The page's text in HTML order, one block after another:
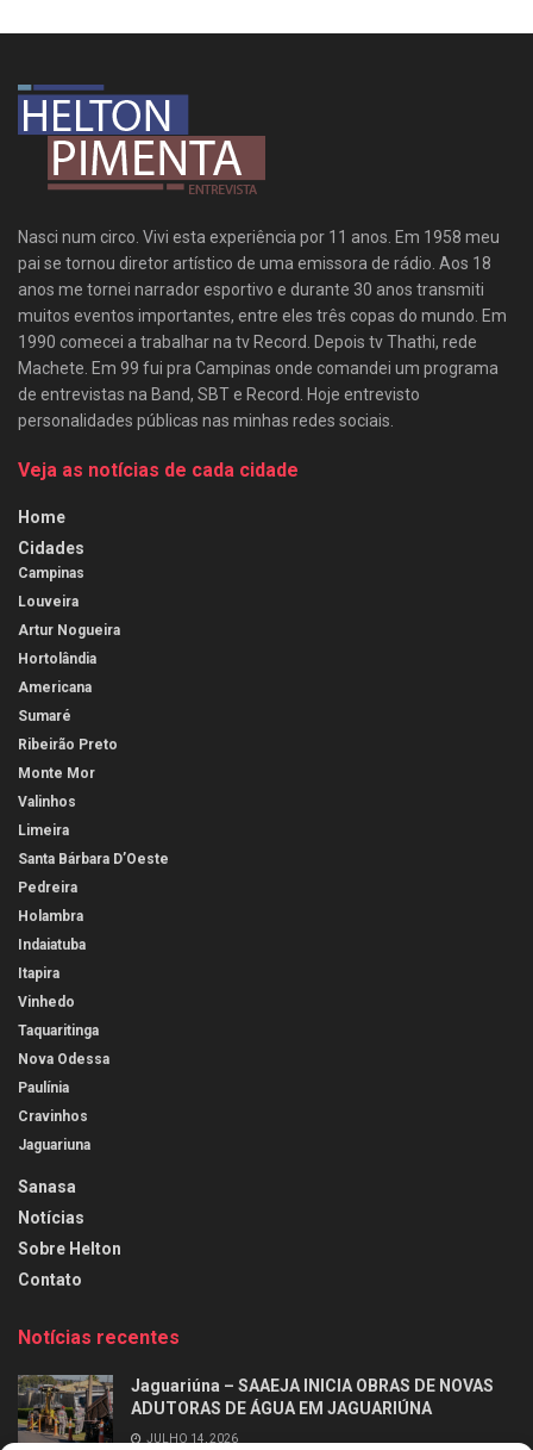
Nasci num circo. Vivi esta experiência por 11 anos. Em 1958 meu
pai se tornou diretor artístico de uma emissora de rádio. Aos 18
anos me tornei narrador esportivo e durante 30 anos transmiti
muitos eventos importantes, entre eles três copas do mundo. Em
1990 comecei a trabalhar na tv Record. Depois tv Thathi, rede
Machete. Em 99 fui pra Campinas onde comandei um programa
de entrevistas na Band, SBT e Record. Hoje entrevisto
personalidades públicas nas minhas redes sociais.
Veja as notícias de cada cidade
Home
Cidades
Campinas
Louveira
Artur Nogueira
Hortolândia
Americana
Sumaré
Ribeirão Preto
Monte Mor
Valinhos
Limeira
Santa Bárbara D’Oeste
Pedreira
Holambra
Indaiatuba
Itapira
Vinhedo
Taquaritinga
Nova Odessa
Paulínia
Cravinhos
Jaguariuna
Sanasa
Notícias
Sobre Helton
Contato
Notícias recentes
Jaguariúna – SAAEJA INICIA OBRAS DE NOVAS
ADUTORAS DE ÁGUA EM JAGUARIÚNA
JULHO 14, 2026